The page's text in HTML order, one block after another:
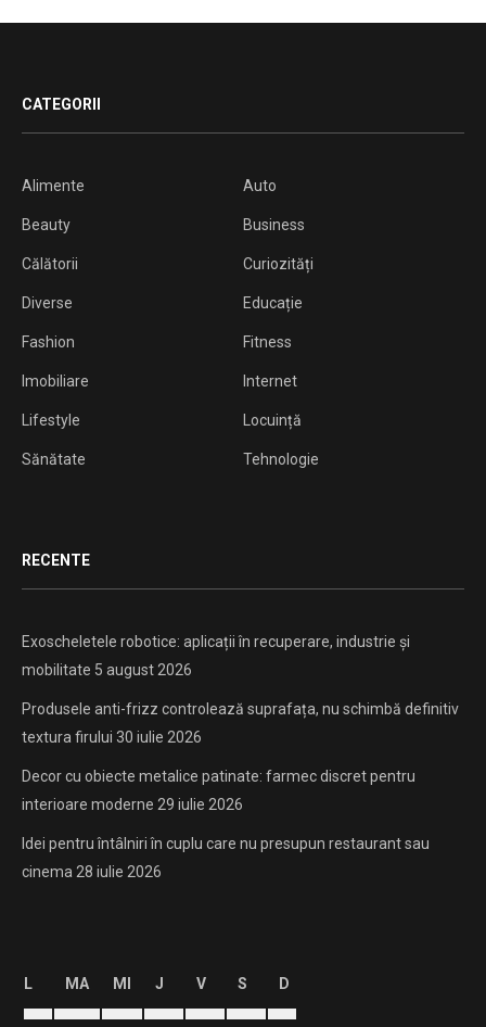
CATEGORII
Alimente Auto
Beauty Business
Călătorii Curiozități
Diverse Educație
Fashion Fitness
Imobiliare Internet
Lifestyle Locuință
Sănătate Tehnologie
RECENTE
Exoscheletele robotice: aplicații în recuperare, industrie și
mobilitate 5 august 2026
Produsele anti-frizz controlează suprafața, nu schimbă definitiv
textura firului 30 iulie 2026
Decor cu obiecte metalice patinate: farmec discret pentru
interioare moderne 29 iulie 2026
Idei pentru întâlniri în cuplu care nu presupun restaurant sau
cinema28 iulie 2026
L MA MI J V S D